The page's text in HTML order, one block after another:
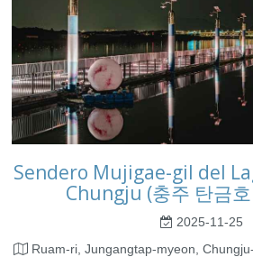
Sendero Mujigae-gil del
Chungju (충주 탄금
2025-11-25
Ruam-ri, Jungangtap-myeon,